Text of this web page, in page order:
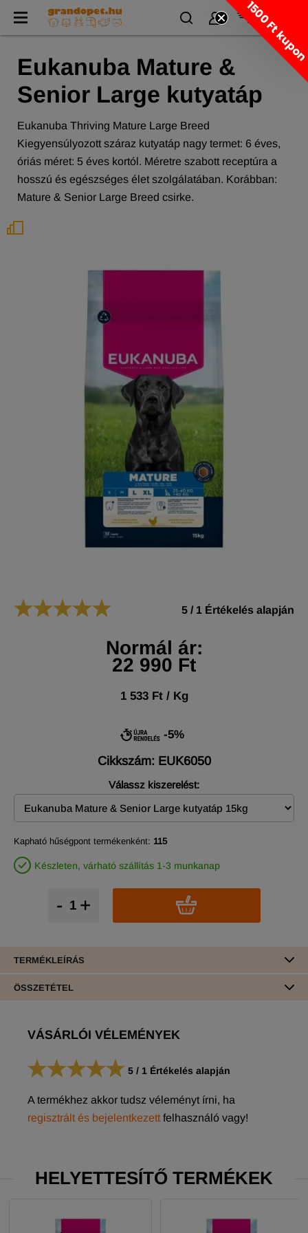
Eukanuba Mature &
Senior Large kutyatáp
Eukanuba Thriving Mature Large Breed
Kiegyensúlyozott száraz kutyatáp nagy termet: 6 éves,
óriás méret: 5 éves kortól. Méretre szabott receptúra a
hosszú és egészséges élet szolgálatában. Korábban:
Mature & Senior Large Breed csirke.
5 / 1 Értékelés alapján
Normál ár:
22 990 Ft
1 533 Ft / Kg
-5%
Cikkszám: EUK6050
Válassz kiszerelést:
Kapható hűségpont termékenként: 115
Készleten, várható szállítás 1-3 munkanap
+
-
TERMÉKLEÍRÁS
ÖSSZETÉTEL
VÁSÁRLÓI VÉLEMÉNYEK
5 / 1 Értékelés alapján
A termékhez akkor tudsz véleményt írni, ha
regisztrált és bejelentkezett felhasználó vagy!
HELYETTESÍTŐ TERMÉKEK
1500 Ft